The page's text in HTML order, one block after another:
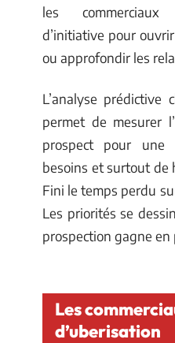
les
d’initiative pour
ou approfondir les
L’analyse
permet de mesurer
prospect pour une
besoins et surtout de
Fini le temps perdu
Les priorités se
prospection gagne en
Les
d’uberisation